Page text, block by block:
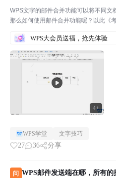
4+
WPS文字的邮件合并功能可以将不同文
那么如何使用邮件合并功能呢？以此《
相对应的内容区域中，点击插入合并域
WPS大会员送福，抢先体验
WPS学堂 文字技巧
27 36 分享
问 WPS邮件发送端在哪，所有